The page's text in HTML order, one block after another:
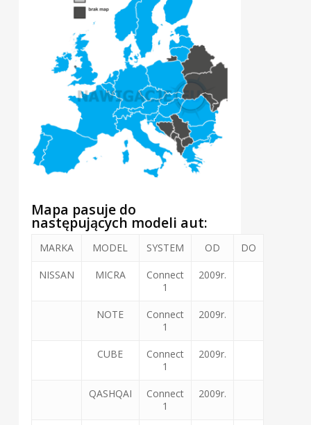
Mapa pasuje do
następujących modeli aut:
MARKA MODEL SYSTEM OD DO
NISSAN MICRA
Connect
1
2009r.
NOTE
Connect
1
2009r.
CUBE
Connect
1
2009r.
QASHQAI
Connect
1
2009r.